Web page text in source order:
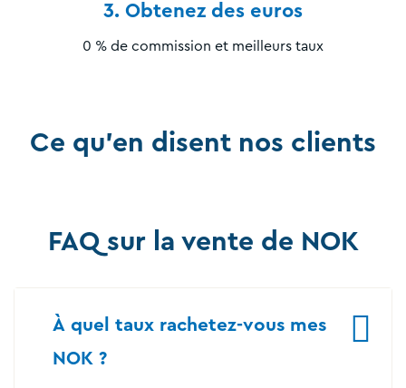
3. Obtenez des euros
0 % de commission et meilleurs taux
Ce qu'en disent nos clients
FAQ sur la vente de NOK
À quel taux rachetez-vous mes
NOK ?